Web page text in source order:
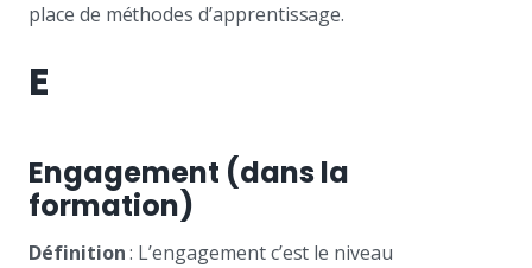
place de méthodes d’apprentissage.
E
Engagement (dans la
formation)
Définition: L’engagement c’est le niveau